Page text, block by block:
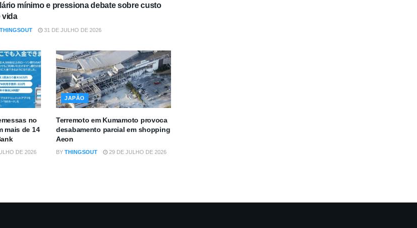
mínimo e pressiona debate sobre custo
vida
THINGSOUT 31 DE JULHO DE 2026
no
mais de 14
DE 2026
JAPÃO
Terremoto em Kumamoto provoca
desabamento parcial em shopping
Aeon
BY THINGSOUT 29 DE JULHO DE 2026